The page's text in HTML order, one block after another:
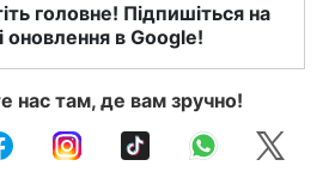
головне! Підпишіться на
оновлення в Google!
нас там, де вам зручно!